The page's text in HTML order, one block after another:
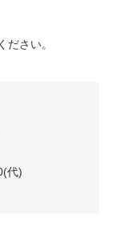
ださい。
代)